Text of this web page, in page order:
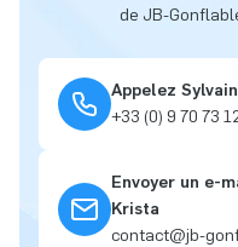
de JB-
Appelez
+33 (0) 9 70 73
Envoyer un e-
Krista
contact@jb-